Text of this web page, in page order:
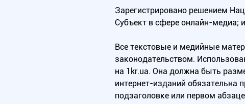
Зарегистрировано решением
Субъект в сфере онлайн-медиа;
Все текстовые и медийные
законодательством.
на 1kr.ua. Она должна быть
интернет-изданий обязательна
подзаголовке или первом